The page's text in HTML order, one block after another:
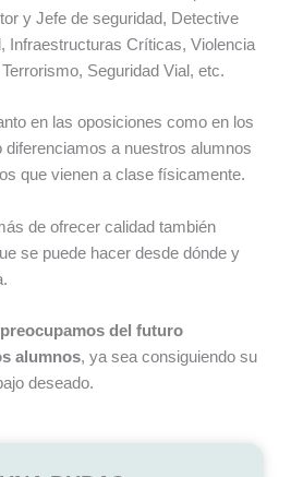
y Jefe de seguridad, Detective
Infraestructuras Críticas, Violencia
Seguridad Vial, etc.
en las oposiciones como en los
a nuestros alumnos
que vienen a clase físicamente.
de ofrecer calidad también
se puede hacer desde dónde y
del futuro
alumnos, ya sea consiguiendo su
deseado.